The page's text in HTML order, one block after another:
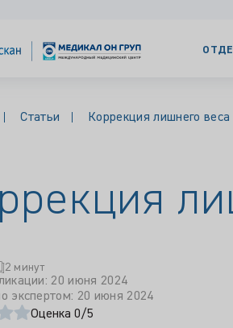
Статьи Коррекция лишнего веса
2 минут
20 июня 2024
экспертом: 20 июня 2024
Оценка 0/5